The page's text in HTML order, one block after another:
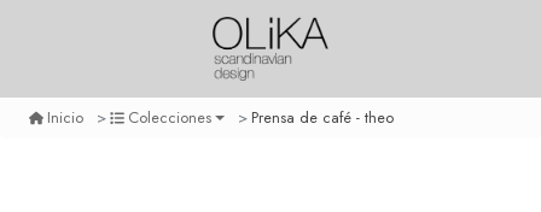
Inicio Colecciones Prensa de café - theo